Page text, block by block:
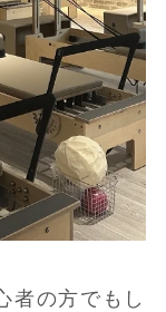
者の方でもし